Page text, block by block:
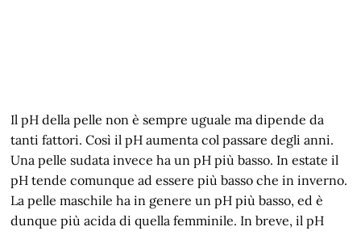
Il pH della pelle non è sempre uguale ma dipende da
tanti fattori. Così il pH aumenta col passare degli anni.
Una pelle sudata invece ha un pH più basso. In estate il
pH tende comunque ad essere più basso che in inverno.
La pelle maschile ha in genere un pH più basso, ed è
dunque più acida di quella femminile. In breve, il pH